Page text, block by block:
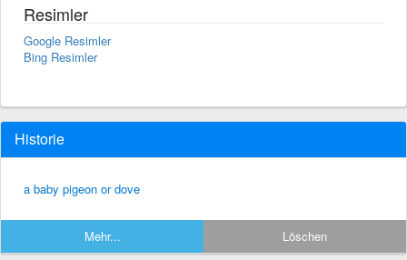
Resimler
Google Resimler
Bing Resimler
Historie
a baby pigeon or dove
Mehr... Löschen